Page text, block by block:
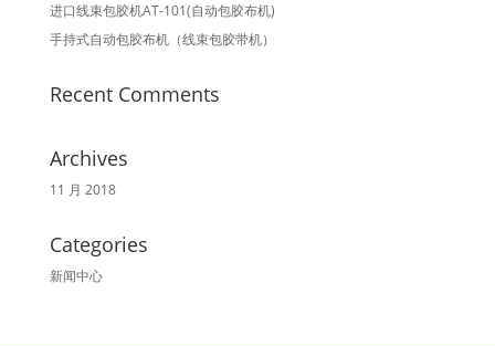
进口线束包胶机AT-101(自动包胶布机)
手持式自动包胶布机（线束包胶带机）
Recent Comments
Archives
11 月 2018
Categories
新闻中心